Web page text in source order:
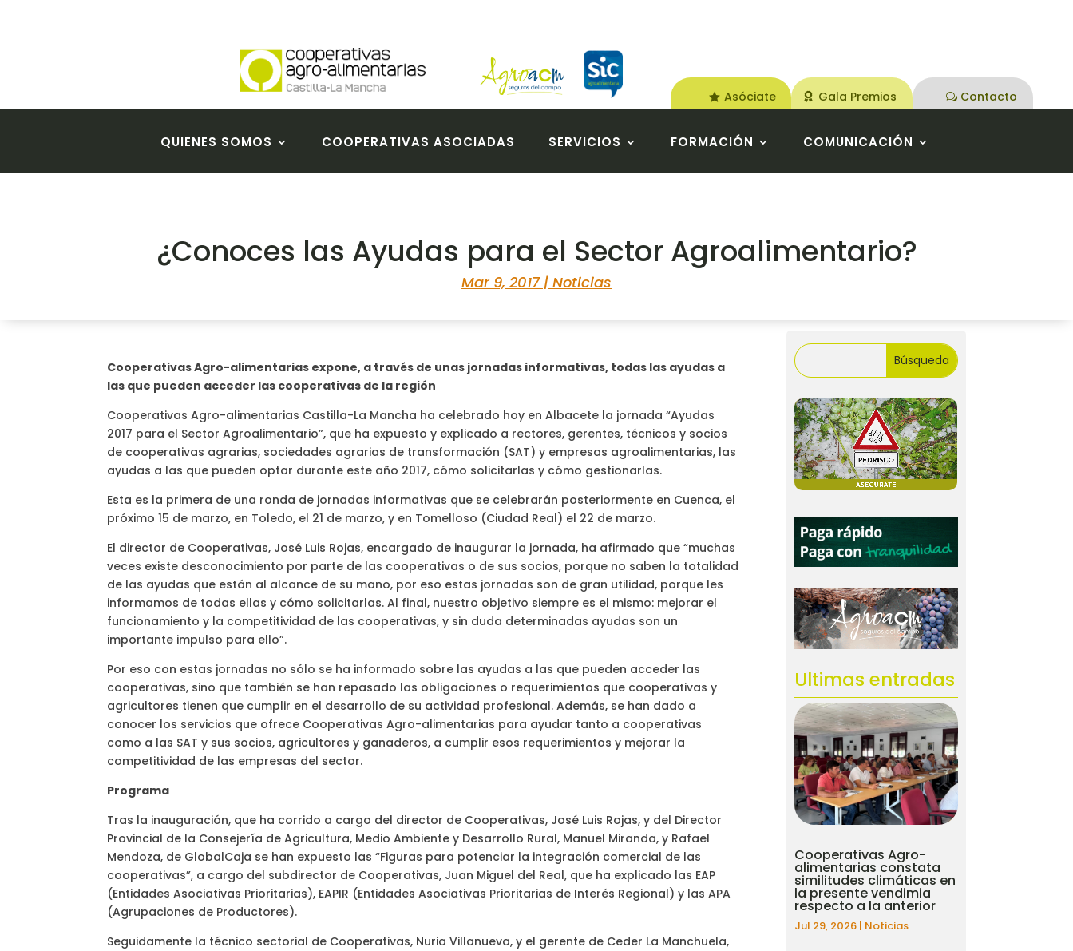
Asóciate Gala Premios Contacto
QUIENES SOMOS COOPERATIVAS ASOCIADAS SERVICIOS FORMACIÓN COMUNICACIÓN
¿Conoces las Ayudas para el Sector Agroalimentario?
Mar 9, 2017| Noticias
Cooperativas Agro-alimentarias expone, a través de unas jornadas informativas, todas las ayudas a
las que pueden acceder las cooperativas de la región
Cooperativas Agro-alimentarias Castilla-La Mancha ha celebrado hoy en Albacete la jornada “Ayudas
2017 para el Sector Agroalimentario”, que ha expuesto y explicado a rectores, gerentes, técnicos y socios
de cooperativas agrarias, sociedades agrarias de transformación (SAT) y empresas agroalimentarias, las
ayudas a las que pueden optar durante este año 2017, cómo solicitarlas y cómo gestionarlas.
Esta es la primera de una ronda de jornadas informativas que se celebrarán posteriormente en Cuenca, el
próximo 15 de marzo, en Toledo, el 21 de marzo, y en Tomelloso (Ciudad Real) el 22 de marzo.
El director de Cooperativas, José Luis Rojas, encargado de inaugurar la jornada, ha afirmado que “muchas
veces existe desconocimiento por parte de las cooperativas o de sus socios, porque no saben la totalidad
de las ayudas que están al alcance de su mano, por eso estas jornadas son de gran utilidad, porque les
informamos de todas ellas y cómo solicitarlas. Al final, nuestro objetivo siempre es el mismo: mejorar el
funcionamiento y la competitividad de las cooperativas, y sin duda determinadas ayudas son un
importante impulso para ello”.
Por eso con estas jornadas no sólo se ha informado sobre las ayudas a las que pueden acceder las
cooperativas, sino que también se han repasado las obligaciones o requerimientos que cooperativas y
agricultores tienen que cumplir en el desarrollo de su actividad profesional. Además, se han dado a
conocer los servicios que ofrece Cooperativas Agro-alimentarias para ayudar tanto a cooperativas
como a las SAT y sus socios, agricultores y ganaderos, a cumplir esos requerimientos y mejorar la
competitividad de las empresas del sector.
Programa
Tras la inauguración, que ha corrido a cargo del director de Cooperativas, José Luis Rojas, y del Director
Provincial de la Consejería de Agricultura, Medio Ambiente y Desarrollo Rural, Manuel Miranda, y Rafael
Mendoza, de GlobalCaja se han expuesto las “Figuras para potenciar la integración comercial de las
cooperativas”, a cargo del subdirector de Cooperativas, Juan Miguel del Real, que ha explicado las EAP
(Entidades Asociativas Prioritarias), EAPIR (Entidades Asociativas Prioritarias de Interés Regional) y las APA
(Agrupaciones de Productores).
Seguidamente la técnico sectorial de Cooperativas, Nuria Villanueva, y el gerente de Ceder La Manchuela,
Ultimas entradas
Cooperativas Agro-
alimentarias constata
similitudes climáticas en
la presente vendimia
respecto a la anterior
Jul 29, 2026 | Noticias